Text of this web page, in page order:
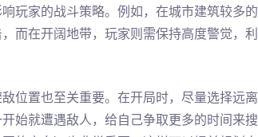
玩家的战斗策略。例如，在城市建筑较多的
而在开阔地带，玩家则需保持高度警觉，利
位置也至关重要。在开局时，尽量选择远离
始就遭遇敌人，给自己争取更多的时间来搜